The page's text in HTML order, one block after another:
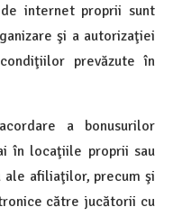
internet proprii sunt
şi a autorizaţiei
prevăzute în
a bonusurilor
în locaţiile proprii sau
ale afiliaţilor, precum şi
către jucătorii cu